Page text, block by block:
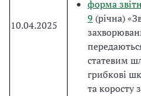
10.04.2025
форма
9 (річна)
статевим
грибкові
та коросту